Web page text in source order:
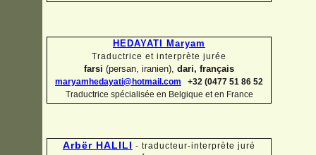
HEDAYATI Maryam
Traductrice et interprète jurée
farsi (persan, iranien), dari, français
maryamhedayati@hotmail.com +32 (0477 51 86 52
Traductrice spécialisée en Belgique et en France
Arbër HALILI - traducteur-interprète juré